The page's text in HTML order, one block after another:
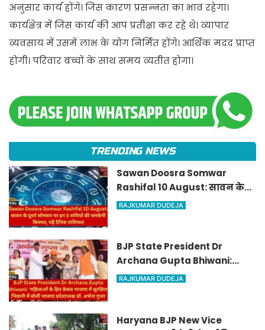
अनुसार कार्य होंगे। जिस कारण प्रसन्नता का भाव रहेगा।
कार्यक्षेत्र में जिस कार्य की आप प्रतीक्षा कर रहे थे। व्यापार
व्यवसाय में उसमें लाभ के योग निर्मित होंगे। आर्थिक मदद प्राप्त
होगी। परिवार बच्चों के साथ समय व्यतीत होगा।
TRENDING NEWS
Sawan Doosra Somwar
Rashifal 10 August: सावन के
दूसरे सोमवार पर इन 5 राशियों की
RAJKUMAR DUDEJA
BJP State President Dr
Archana Gupta Bhiwani:
'महिलाओं के हित केवल भाजपा में
RAJKUMAR DUDEJA
Haryana BJP New Vice